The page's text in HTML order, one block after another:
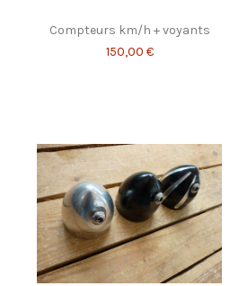
Compteurs km/h + voyants
150,00 €